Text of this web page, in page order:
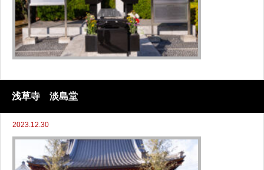
浅草寺 淡島堂
2023.12.30